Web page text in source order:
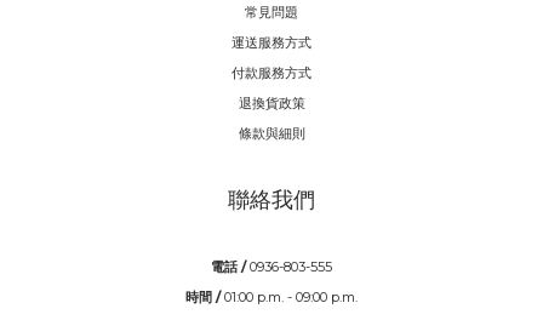
常見問題
運送服務方式
付款服務方式
退換貨政策
條款與細則
聯絡我們
電話 /0936-803-555
時間 /01:00 p.m. - 09:00 p.m.